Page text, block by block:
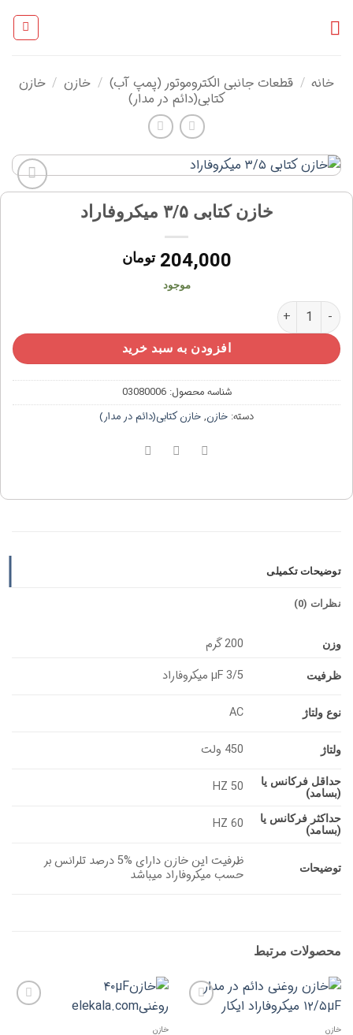
خانه / قطعات جانبی الکتروموتور (پمپ آب) / خازن / خازن
کتابی(دائم در مدار)
خازن کتابی ۳/۵ میکروفاراد
204,000 تومان
موجود
خازن کتابی ۳/۵ میکروفاراد عدد
افزودن به سبد خرید
شناسه محصول:03080006
دسته: خازن, خازن کتابی(دائم در مدار)
توضیحات تکمیلی
نظرات (0)
وزن 200 گرم
ظرفیت 3/5 µF میکروفاراد
نوع ولتاژ AC
ولتاژ 450 ولت
حداقل فرکانس یا
(بسامد)
50 HZ
حداکثر فرکانس یا
(بسامد)
60 HZ
توضیحات ظرفیت این خازن دارای %5 درصد تلرانس بر
حسب میکروفاراد میباشد
محصولات مرتبط
خازن خازن